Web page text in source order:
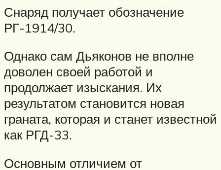
Снаряд получает обозначение
РГ-1914/30.
Однако сам Дьяконов не вполне
доволен своей работой и
продолжает изыскания. Их
результатом становится новая
граната, которая и станет известной
как РГД-33.
Основным отличием от